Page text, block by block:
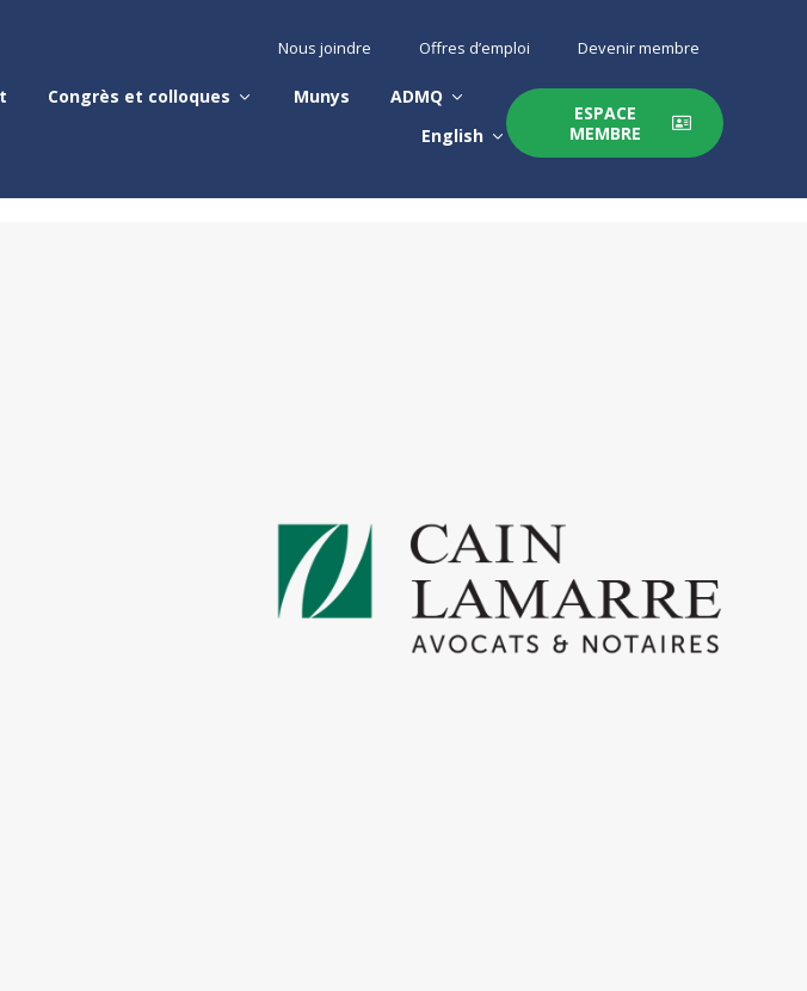
Nous joindre Offres d’emploi Devenir membre
Congrès et colloques Munys
ADMQ
English
ESPACE
MEMBRE